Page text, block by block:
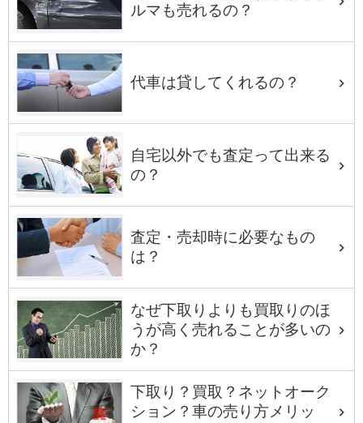
ルマも売れるの？
代車は貸してくれるの？
自宅以外でも査定って出来る
の？
査定・売却時に必要なもの
は？
なぜ下取りよりも買取りのほ
うが高く売れることが多いの
か？
下取り？買取？ネットオーク
ション？車の売り方メリッ